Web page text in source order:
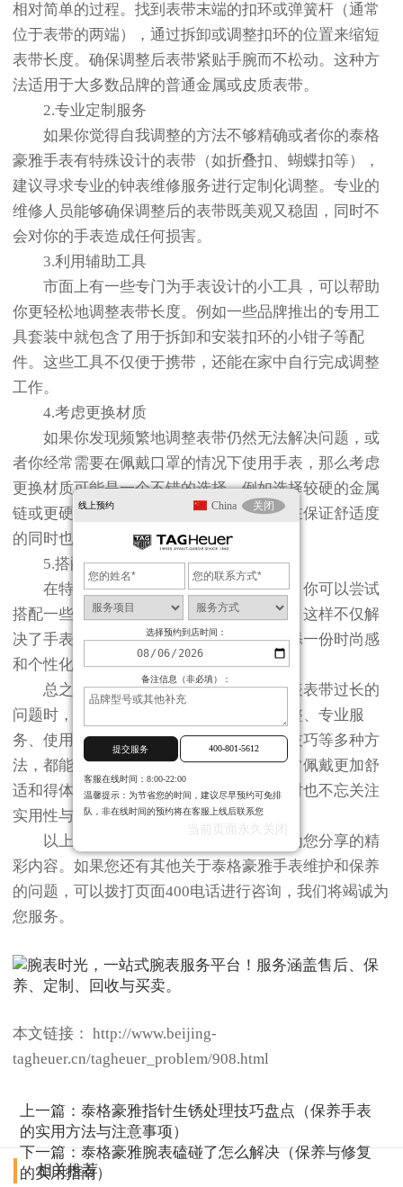
相对简单的过程。找到表带末端的扣环或弹簧杆（通常
位于表带的两端），通过拆卸或调整扣环的位置来缩短
表带长度。确保调整后表带紧贴手腕而不松动。这种方
法适用于大多数品牌的普通金属或皮质表带。
2.专业定制服务
如果你觉得自我调整的方法不够精确或者你的泰格
豪雅手表有特殊设计的表带（如折叠扣、蝴蝶扣等），
建议寻求专业的钟表维修服务进行定制化调整。专业的
维修人员能够确保调整后的表带既美观又稳固，同时不
会对你的手表造成任何损害。
3.利用辅助工具
市面上有一些专门为手表设计的小工具，可以帮助
你更轻松地调整表带长度。例如一些品牌推出的专用工
具套装中就包含了用于拆卸和安装扣环的小钳子等配
件。这些工具不仅便于携带，还能在家中自行完成调整
工作。
4.考虑更换材质
如果你发现频繁地调整表带仍然无法解决问题，或
者你经常需要在佩戴口罩的情况下使用手表，那么考虑
更换材质可能是一个不错的选择。例如选择较硬的金属
链或更硬朗的皮质材料制成的手表表带，在保证舒适度
的同时也能减少与口罩摩擦的可能性。
5.搭配技巧
在特殊场合下（如夏季佩戴口罩时），你可以尝试
搭配一些装饰性的手链或腕带作为替代品。这样不仅解
决了手表过长的问题，还能为整体造型增添一份时尚感
和个性化元素。
总之，在面对泰格豪雅或其他品牌手表表带过长的
问题时，并不需要过分焦虑。通过自我调整、专业服
务、使用辅助工具、更换材质或采用搭配技巧等多种方
法，都能有效解决这一困扰，并让您的日常佩戴更加舒
适和得体。记住，在追求时尚与个性的同时也不忘关注
实用性与保护性哦！
以上就是
为您分享的精
彩内容。如果您还有其他关于泰格豪雅手表维护和保养
的问题，可以拨打页面400电话进行咨询，我们将竭诚为
您服务。
本文链接： http://www.beijing-
tagheuer.cn/tagheuer_problem/908.html
上一篇：泰格豪雅指针生锈处理技巧盘点（保养手表
的实用方法与注意事项）
下一篇：泰格豪雅腕表磕碰了怎么解决（保养与修复
的实用指南）
相关推荐
线上预约 China 关闭
选择预约到店时间：
备注信息（非必填）：
提交服务 400-801-5612
客服在线时间：8:00-22:00
温馨提示：为节省您的时间，建议尽早预约可免排
队，非在线时间的预约将在客服上线后联系您
当前页面永久关闭